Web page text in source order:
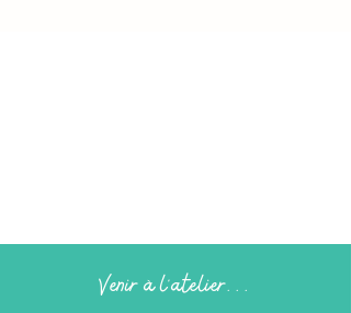
Venir à l'atelier...